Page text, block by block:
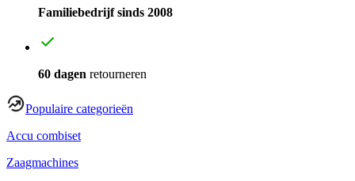
Familiebedrijf sinds 2008
60 dagen retourneren
Populaire categorieën
Accu combiset
Zaagmachines